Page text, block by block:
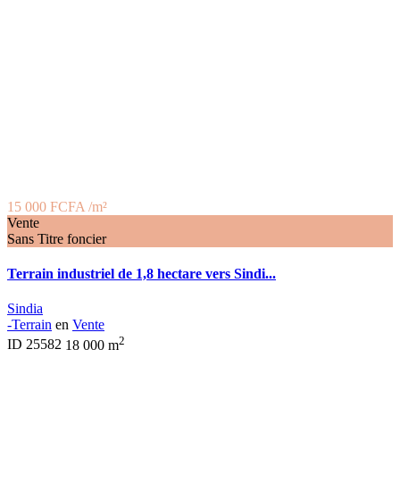
15 000 FCFA /m²
Vente
Sans Titre foncier
Terrain industriel de 1,8 hectare vers Sindi...
Sindia
-Terrain en Vente
ID 25582 18 000 m2